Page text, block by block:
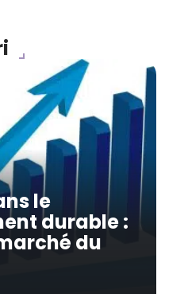
le
durable :
du